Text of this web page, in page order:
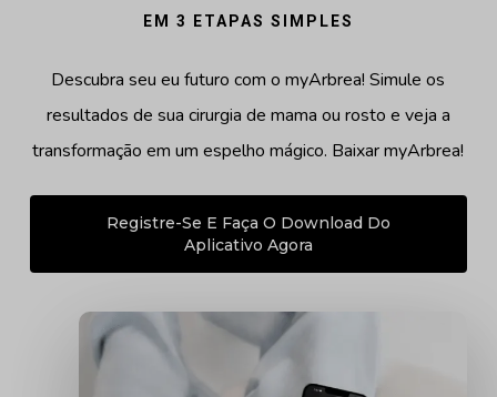
EM 3 ETAPAS SIMPLES
Descubra seu eu futuro com o myArbrea! Simule os
resultados de sua cirurgia de mama ou rosto e veja a
transformação em um espelho mágico. Baixar myArbrea!
Registre-Se E Faça O Download Do
Aplicativo Agora